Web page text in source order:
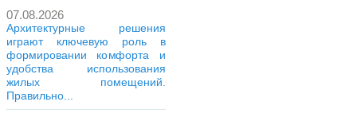
07.08.2026
Архитектурные решения
играют ключевую роль в
формировании комфорта и
удобства использования
жилых помещений.
Правильно...